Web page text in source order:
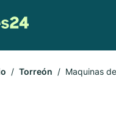
Torreón Maquinas